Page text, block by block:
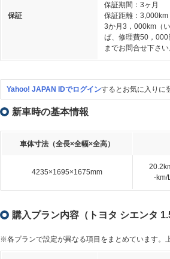
保証
保証期間：3ヶ月
保証距離：3,000km
3か月3，000km（
ば、修理費50，
までお問合せ下さい
Yahoo! JAPAN IDでログインするとお気に入りに
新車時の基本情報
車体寸法（全長×全幅×全高）
4235×1695×1675mm
-km/
購入プラン内容（トヨタ シエンタ
※各プランで設定が異なる項目をまとめています。